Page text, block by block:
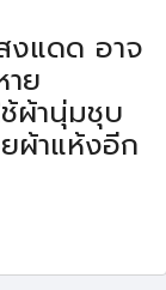
งแดด อาจ
ย
ผ้านุ่มชุบ
ผ้าแห้งอีก